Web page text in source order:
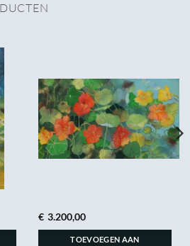
€ 3.200,00
TOEVOEGEN AAN